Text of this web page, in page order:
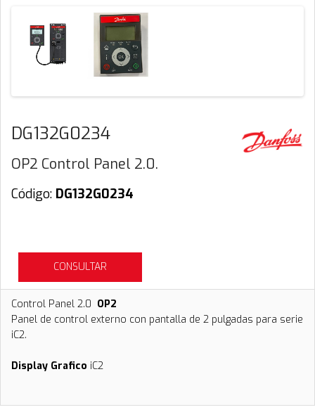
DG132G0234
OP2 Control Panel 2.0.
Código: DG132G0234
CONSULTAR
Control Panel 2.0 OP2
Panel de control externo con pantalla de 2 pulgadas para serie
iC2.
Display Grafico iC2